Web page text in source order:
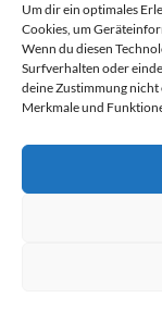
Um dir ein optimales
Cookies, um
Wenn du diesen
Surfverhalten oder
deine Zustimmung
Merkmale und
Starte in deine
Carina Rathke –